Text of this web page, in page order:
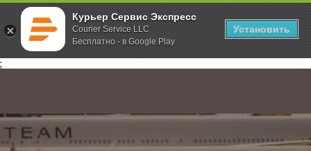
Курьер Сервис Экспресс
Courier Service LLC
Бесплатно - в Google Play
Установить
;
Главная О компании Новости Международная доставка